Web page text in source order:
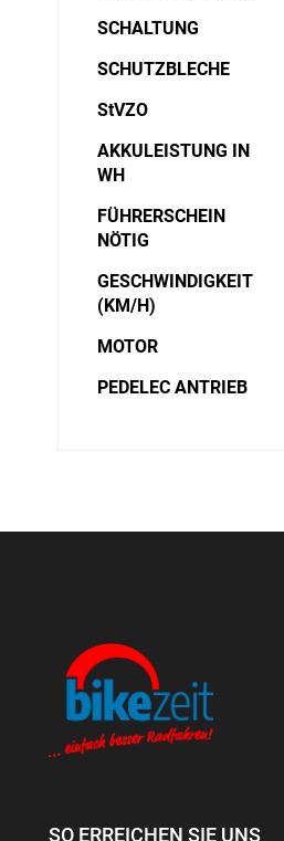
SCHALTUNG
SCHUTZBLECHE
StVZO
AKKULEISTUNG IN
WH
FÜHRERSCHEIN
NÖTIG
GESCHWINDIGKEIT
(KM/H)
MOTOR
PEDELEC ANTRIEB
SO ERREICHEN SIE UNS